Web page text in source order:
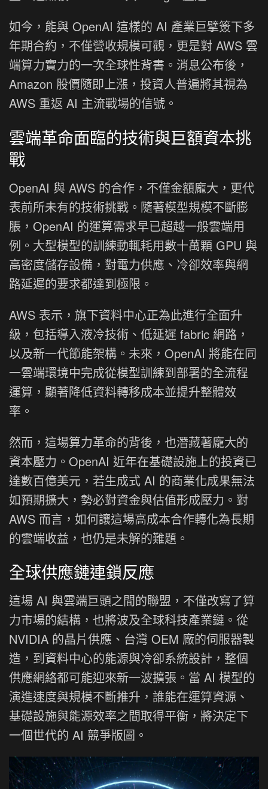
如今，能與 OpenAI 這樣的 AI 產業巨擘簽下多
年期合約，不僅營收規模可觀，更是對 AWS 雲
端算力實力的一次全球性背書。消息公布後，
Amazon 股價隨即上漲，投資人普遍將其視為
AWS 重返 AI 主流戰場的信號。
雲端革命面臨的技術與巨額資本挑
戰
OpenAI 與 AWS 的合作，不僅金額龐大，更代
表前所未有的技術挑戰。隨著模型規模不斷膨
脹，OpenAI 的運算需求早已超越一般雲端用
例。大型模型的訓練動輒耗用數十萬顆 GPU 與
高密度儲存設備，對電力供應、冷卻效率與網
路延遲的要求都達到極限。
AWS 表示，旗下資料中心正為此進行全面升
級，包括導入液冷技術、低延遲 fabric 網路，
以及新一代節能架構。未來，OpenAI 將能在同
一雲端環境中完成從模型訓練到部署的全流程
運算，顯著降低資料轉移成本並提升整體效
率。
然而，這場算力革命的背後，也潛藏著龐大的
資本壓力。OpenAI 近年在基礎設施上的投資已
達數百億美元，若生成式 AI 的商業化成果無法
如預期擴大，勢必對資金與估值形成壓力。對
AWS 而言，如何讓這場高成本合作轉化為長期
的雲端收益，也仍是未解的難題。
全球供應鏈連鎖反應
這場 AI 與雲端巨頭之間的聯盟，不僅改寫了算
力市場的結構，也將波及全球科技產業鏈。從
NVIDIA 的晶片供應、台灣 OEM 廠的伺服器製
造，到資料中心的能源與冷卻系統設計，整個
供應網絡都可能迎來新一波擴張。當 AI 模型的
演進速度與規模不斷推升，誰能在運算資源、
基礎設施與能源效率之間取得平衡，將決定下
一個世代的 AI 競爭版圖。